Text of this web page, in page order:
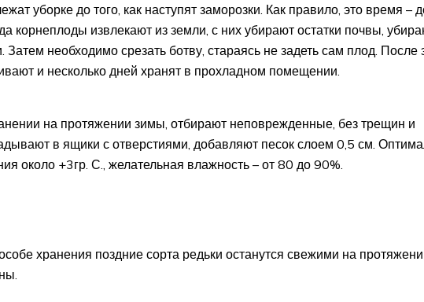
уборке до того, как наступят заморозки. Как правило, это время –
корнеплоды извлекают из земли, с них убирают остатки почвы,
необходимо срезать ботву, стараясь не задеть сам плод. После
и несколько дней хранят в прохладном помещении.
на протяжении зимы, отбирают неповрежденные, без трещин и
в ящики с отверстиями, добавляют песок слоем 0,5 см.
около +3гр. С., желательная влажность – от 80 до 90%.
хранения поздние сорта редьки останутся свежими на